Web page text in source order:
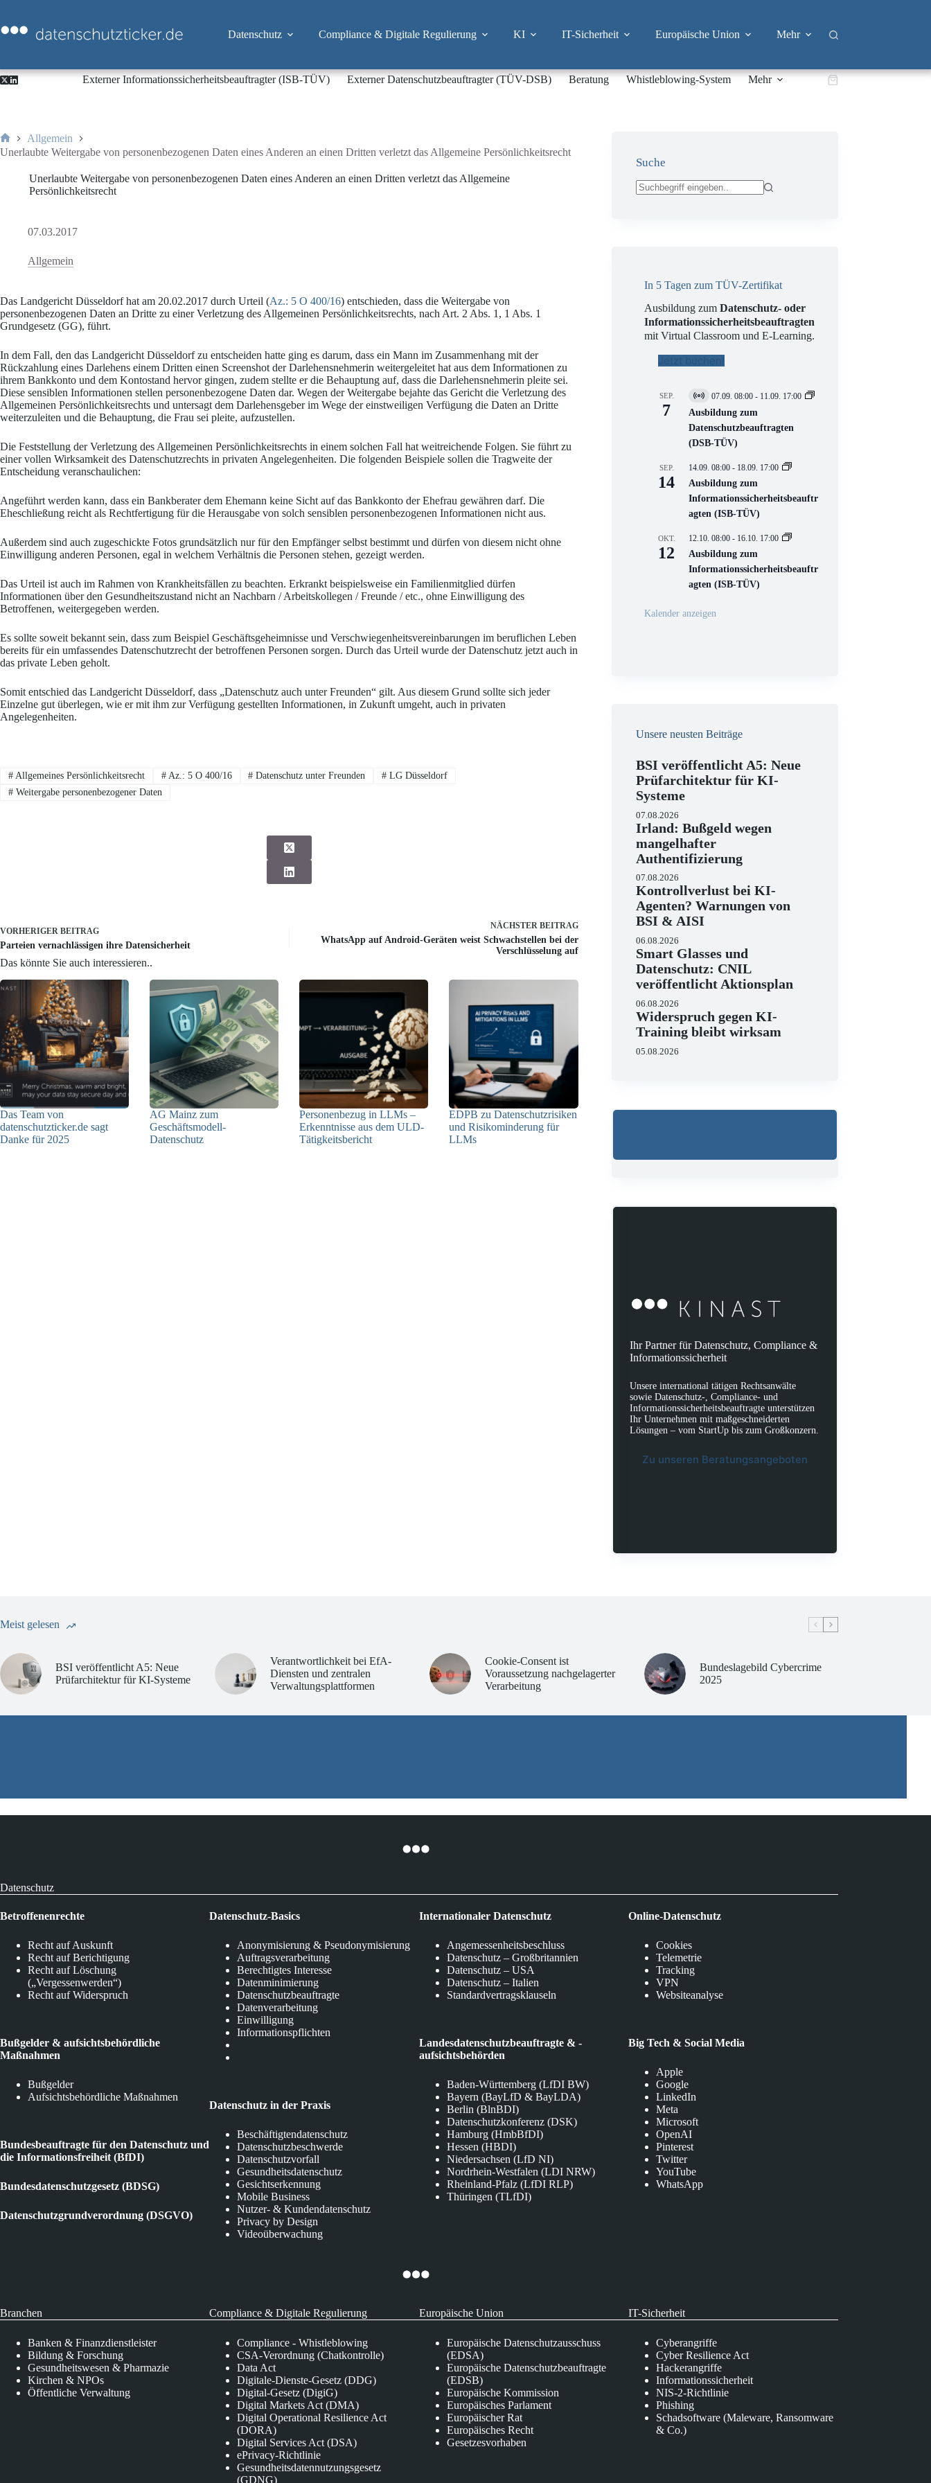
springen
Datenschutz Compliance & Digitale Regulierung KI IT-Sicherheit Europäische Union Mehr
Externer Informationssicherheitsbeauftragter (ISB-TÜV) Externer Datenschutzbeauftragter (TÜV-DSB) Beratung Whistleblowing-System Mehr Warenkorb
Start
Allgemein
Unerlaubte Weitergabe von personenbezogenen Daten eines Anderen an einen Dritten verletzt das Allgemeine Persönlichkeitsrecht
Unerlaubte Weitergabe von personenbezogenen Daten eines Anderen an einen Dritten verletzt das Allgemeine
Persönlichkeitsrecht
07.03.2017
Allgemein
Das Landgericht Düsseldorf hat am 20.02.2017 durch Urteil (Az.: 5 O 400/16) entschieden, dass die Weitergabe von
personenbezogenen Daten an Dritte zu einer Verletzung des Allgemeinen Persönlichkeitsrechts, nach Art. 2 Abs. 1, 1 Abs. 1
Grundgesetz (GG), führt.
In dem Fall, den das Landgericht Düsseldorf zu entscheiden hatte ging es darum, dass ein Mann im Zusammenhang mit der
Rückzahlung eines Darlehens einem Dritten einen Screenshot der Darlehensnehmerin weitergeleitet hat aus dem Informationen zu
ihrem Bankkonto und dem Kontostand hervor gingen, zudem stellte er die Behauptung auf, dass die Darlehensnehmerin pleite sei.
Diese sensiblen Informationen stellen personenbezogene Daten dar. Wegen der Weitergabe bejahte das Gericht die Verletzung des
Allgemeinen Persönlichkeitsrechts und untersagt dem Darlehensgeber im Wege der einstweiligen Verfügung die Daten an Dritte
weiterzuleiten und die Behauptung, die Frau sei pleite, aufzustellen.
Die Feststellung der Verletzung des Allgemeinen Persönlichkeitsrechts in einem solchen Fall hat weitreichende Folgen. Sie führt zu
einer vollen Wirksamkeit des Datenschutzrechts in privaten Angelegenheiten. Die folgenden Beispiele sollen die Tragweite der
Entscheidung veranschaulichen:
Angeführt werden kann, dass ein Bankberater dem Ehemann keine Sicht auf das Bankkonto der Ehefrau gewähren darf. Die
Eheschließung reicht als Rechtfertigung für die Herausgabe von solch sensiblen personenbezogenen Informationen nicht aus.
Außerdem sind auch zugeschickte Fotos grundsätzlich nur für den Empfänger selbst bestimmt und dürfen von diesem nicht ohne
Einwilligung anderen Personen, egal in welchem Verhältnis die Personen stehen, gezeigt werden.
Das Urteil ist auch im Rahmen von Krankheitsfällen zu beachten. Erkrankt beispielsweise ein Familienmitglied dürfen
Informationen über den Gesundheitszustand nicht an Nachbarn / Arbeitskollegen / Freunde / etc., ohne Einwilligung des
Betroffenen, weitergegeben werden.
Es sollte soweit bekannt sein, dass zum Beispiel Geschäftsgeheimnisse und Verschwiegenheitsvereinbarungen im beruflichen Leben
bereits für ein umfassendes Datenschutzrecht der betroffenen Personen sorgen. Durch das Urteil wurde der Datenschutz jetzt auch in
das private Leben geholt.
Somit entschied das Landgericht Düsseldorf, dass „Datenschutz auch unter Freunden“ gilt. Aus diesem Grund sollte sich jeder
Einzelne gut überlegen, wie er mit ihm zur Verfügung gestellten Informationen, in Zukunft umgeht, auch in privaten
Angelegenheiten.
#Allgemeines Persönlichkeitsrecht #Az.: 5 O 400/16 # Datenschutz unter Freunden # LG Düsseldorf
#Weitergabe personenbezogener Daten
VORHERIGER BEITRAG
Parteien vernachlässigen ihre Datensicherheit
NÄCHSTER BEITRAG
WhatsApp auf Android-Geräten weist Schwachstellen bei der
Verschlüsselung auf
Das könnte Sie auch interessieren..
Das Team von
datenschutzticker.de sagt
Danke für 2025
AG Mainz zum
Geschäftsmodell-
Datenschutz
Personenbezug in LLMs –
Erkenntnisse aus dem ULD-
Tätigkeitsbericht
EDPB zu Datenschutzrisiken
und Risikominderung für
LLMs
Suche
In 5 Tagen zum TÜV-Zertifikat
Ausbildung zumDatenschutz- oder
Informationssicherheitsbeauftragten
mit Virtual Classroom und E-Learning.
Jetzt buchen!
SEP.
7
V
i
t
u
l
V
e
r
n
s
t
a
t
n
07.09. 08:00 - 11.09. 17:00
Ausbildung zum
Datenschutzbeauftragten
(DSB-TÜV)
SEP.
14
14.09. 08:00 - 18.09. 17:00
Ausbildung zum
Informationssicherheitsbeauftr
agten (ISB-TÜV)
OKT.
12
12.10. 08:00 - 16.10. 17:00
Ausbildung zum
Informationssicherheitsbeauftr
agten (ISB-TÜV)
Kalender anzeigen
Unsere neusten Beiträge
BSI veröffentlicht A5: Neue
Prüfarchitektur für KI-
Systeme
07.08.2026
Irland: Bußgeld wegen
mangelhafter
Authentifizierung
07.08.2026
Kontrollverlust bei KI-
Agenten? Warnungen von
BSI & AISI
06.08.2026
Smart Glasses und
Datenschutz: CNIL
veröffentlicht Aktionsplan
06.08.2026
Widerspruch gegen KI-
Training bleibt wirksam
05.08.2026
Ihr Partner für Datenschutz, Compliance &
Informationssicherheit
Unsere international tätigen Rechtsanwälte
sowie Datenschutz-, Compliance- und
Informationssicherheitsbeauftragte unterstützen
Ihr Unternehmen mit maßgeschneiderten
Lösungen – vom StartUp bis zum Großkonzern.
Zu unseren Beratungsangeboten
Meist gelesen
BSI veröffentlicht A5: Neue
Prüfarchitektur für KI-Systeme
Verantwortlichkeit bei EfA-
Diensten und zentralen
Verwaltungsplattformen
Cookie-Consent ist
Voraussetzung nachgelagerter
Verarbeitung
Bundeslagebild Cybercrime
2025
Datenschutz
Betroffenenrechte
Recht auf Auskunft
Recht auf Berichtigung
Recht auf Löschung
(„Vergessenwerden“)
Recht auf Widerspruch
Bußgelder & aufsichtsbehördliche
Maßnahmen
Bußgelder
Aufsichtsbehördliche Maßnahmen
Bundesbeauftragte für den Datenschutz und
die Informationsfreiheit (BfDI)
Bundesdatenschutzgesetz (BDSG)
Datenschutzgrundverordnung (DSGVO)
Datenschutz-Basics
Anonymisierung & Pseudonymisierung
Auftragsverarbeitung
Berechtigtes Interesse
Datenminimierung
Datenschutzbeauftragte
Datenverarbeitung
Einwilligung
Informationspflichten
Datenschutz in der Praxis
Beschäftigtendatenschutz
Datenschutzbeschwerde
Datenschutzvorfall
Gesundheitsdatenschutz
Gesichtserkennung
Mobile Business
Nutzer- & Kundendatenschutz
Privacy by Design
Videoüberwachung
Internationaler Datenschutz
Angemessenheitsbeschluss
Datenschutz – Großbritannien
Datenschutz – USA
Datenschutz – Italien
Standardvertragsklauseln
Landesdatenschutzbeauftragte & -
aufsichtsbehörden
Baden-Württemberg (LfDI BW)
Bayern (BayLfD & BayLDA)
Berlin (BlnBDI)
Datenschutzkonferenz (DSK)
Hamburg (HmbBfDI)
Hessen (HBDI)
Niedersachsen (LfD NI)
Nordrhein-Westfalen (LDI NRW)
Rheinland-Pfalz (LfDI RLP)
Thüringen (TLfDI)
Online-Datenschutz
Cookies
Telemetrie
Tracking
VPN
Websiteanalyse
Big Tech & Social Media
Apple
Google
LinkedIn
Meta
Microsoft
OpenAI
Pinterest
Twitter
YouTube
WhatsApp
Branchen
Banken & Finanzdienstleister
Bildung & Forschung
Gesundheitswesen & Pharmazie
Kirchen & NPOs
Öffentliche Verwaltung
Compliance & Digitale Regulierung
Compliance - Whistleblowing
CSA-Verordnung (Chatkontrolle)
Data Act
Digitale-Dienste-Gesetz (DDG)
Digital-Gesetz (DigiG)
Digital Markets Act (DMA)
Digital Operational Resilience Act
(DORA)
Digital Services Act (DSA)
ePrivacy-Richtlinie
Gesundheitsdatennutzungsgesetz
(GDNG)
Europäische Union
Europäische Datenschutzausschuss
(EDSA)
Europäische Datenschutzbeauftragte
(EDSB)
Europäische Kommission
Europäisches Parlament
Europäischer Rat
Europäisches Recht
Gesetzesvorhaben
IT-Sicherheit
Cyberangriffe
Cyber Resilience Act
Hackerangriffe
Informationssicherheit
NIS-2-Richtlinie
Phishing
Schadsoftware (Maleware, Ransomware
& Co.)